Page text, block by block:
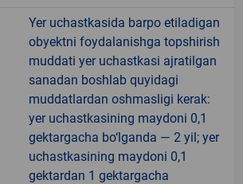
Yer uchastkasida barpo etiladigan
obyektni foydalanishga topshirish
muddati yer uchastkasi ajratilgan
sanadan boshlab quyidagi
muddatlardan oshmasligi kerak:
yer uchastkasining maydoni 0,1
gektargacha bo‘lganda — 2 yil; yer
uchastkasining maydoni 0,1
gektardan 1 gektargacha